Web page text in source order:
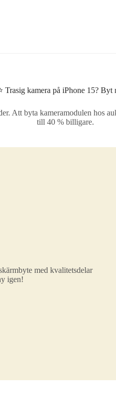
Trasig kamera på iPhone 15? Byt
Att byta kameramodulen hos
till 40 % billigare.
med kvalitetsdelar
igen!